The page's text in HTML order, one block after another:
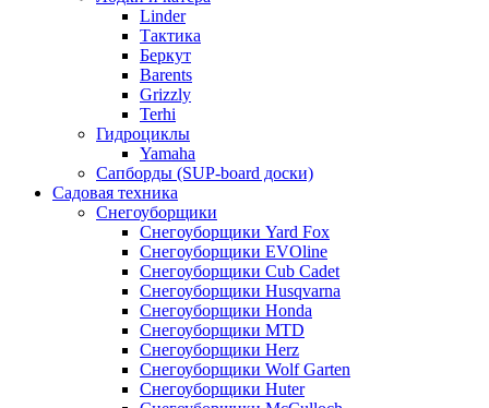
Linder
Тактика
Беркут
Barents
Grizzly
Terhi
Гидроциклы
Yamaha
Сапборды (SUP-board доски)
Садовая техника
Снегоуборщики
Снегоуборщики Yard Fox
Снегоуборщики EVOline
Снегоуборщики Cub Cadet
Снегоуборщики Husqvarna
Снегоуборщики Honda
Снегоуборщики MTD
Снегоуборщики Herz
Снегоуборщики Wolf Garten
Снегоуборщики Huter